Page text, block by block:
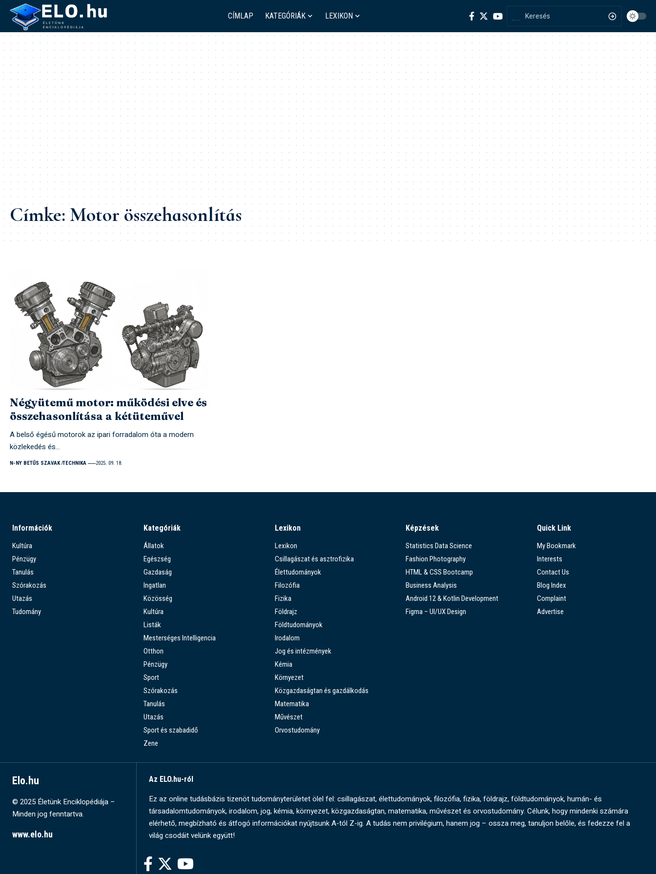
CÍMLAP KATEGÓRIÁK LEXIKON
Címke:Motor összehasonlítás
Négyütemű motor: működési elve és
összehasonlítása a kétüteművel
A belső égésű motorok az ipari forradalom óta a modern
közlekedés és…
N-NY BETŰS SZAVAK TECHNIKA 2025. 09. 18.
Információk
Kultúra
Pénzügy
Tanulás
Szórakozás
Utazás
Tudomány
Kategóriák
Állatok
Egészség
Gazdaság
Ingatlan
Közösség
Kultúra
Listák
Mesterséges Intelligencia
Otthon
Pénzügy
Sport
Szórakozás
Tanulás
Utazás
Sport és szabadidő
Zene
Lexikon
Lexikon
Csillagászat és asztrofizika
Élettudományok
Filozófia
Fizika
Földrajz
Földtudományok
Irodalom
Jog és intézmények
Kémia
Környezet
Közgazdaságtan és gazdálkodás
Matematika
Művészet
Orvostudomány
Képzések
Statistics Data Science
Fashion Photography
HTML & CSS Bootcamp
Business Analysis
Android 12 & Kotlin Development
Figma – UI/UX Design
Quick Link
My Bookmark
Interests
Contact Us
Blog Index
Complaint
Advertise
Elo.hu
© 2025 Életünk Enciklopédiája –
Minden jog fenntartva.
www.elo.hu
Az ELO.hu-ról
Ez az online tudásbázis tizenöt tudományterületet ölel fel: csillagászat, élettudományok, filozófia, fizika, földrajz, földtudományok, humán- és
társadalomtudományok, irodalom, jog, kémia, környezet, közgazdaságtan, matematika, művészet és orvostudomány. Célunk, hogy mindenki számára
elérhető, megbízható és átfogó információkat nyújtsunk A-tól Z-ig. A tudás nem privilégium, hanem jog – ossza meg, tanuljon belőle, és fedezze fel a
világ csodáit velünk együtt!